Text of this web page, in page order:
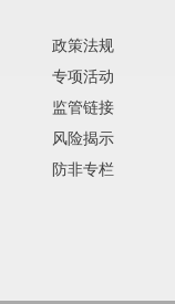
政策法规
专项活动
监管链接
风险揭示
防非专栏